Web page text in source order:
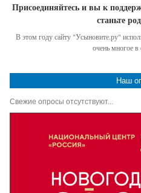
Присоединяйтесь и вы к
станьте
В этом году сайту "Усыновите.ру"
очень многое в
Наш
Свежие опросы отсутствуют...